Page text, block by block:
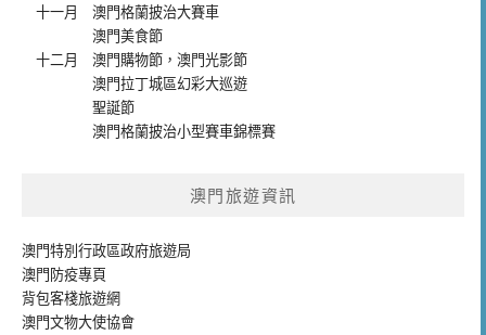
十一月 澳門格蘭披治大賽車
澳門美食節
十二月 澳門購物節 ， 澳門光影節
澳門拉丁城區幻彩大巡遊
聖誕節
澳門格蘭披治小型賽車錦標賽
澳門旅遊資訊
澳門特別行政區政府旅遊局
澳門防疫專頁
背包客棧旅遊網
澳門文物大使協會